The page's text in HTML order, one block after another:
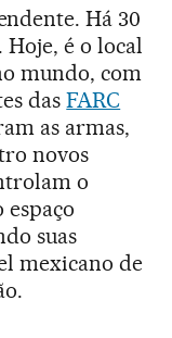
Há 30
é o local
mundo, com
dasFARC
as armas,
novos
o
suas
mexicano de